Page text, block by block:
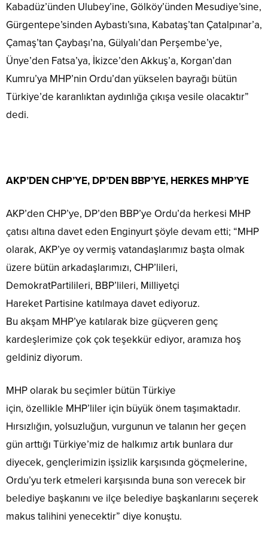
Kabadüz’ünden Ulubey’ine, Gölköy’ünden Mesudiye’sine,
Gürgentepe’sinden Aybastı’sına, Kabataş’tan Çatalpınar’a,
Çamaş’tan Çaybaşı’na, Gülyalı’dan Perşembe’ye,
Ünye’den Fatsa’ya, İkizce’den Akkuş’a, Korgan’dan
Kumru’ya MHP’nin Ordu’dan yükselen bayrağı bütün
Türkiye’de karanlıktan aydınlığa çıkışa vesile olacaktır”
dedi.
AKP’DEN CHP’YE, DP’DEN BBP’YE, HERKES MHP’YE
AKP’den CHP’ye, DP’den BBP’ye Ordu’da herkesi MHP
çatısı altına davet eden Enginyurt şöyle devam etti; “MHP
olarak, AKP’ye oy vermiş vatandaşlarımız başta olmak
üzere bütün arkadaşlarımızı, CHP’lileri,
DemokratPartilileri, BBP’lileri, Milliyetçi
Hareket Partisine katılmaya davet ediyoruz.
Bu akşam MHP’ye katılarak bize güçveren genç
kardeşlerimize çok çok teşekkür ediyor, aramıza hoş
geldiniz diyorum.
MHP olarak bu seçimler bütün Türkiye
için, özellikle MHP’liler için büyük önem taşımaktadır.
Hırsızlığın, yolsuzluğun, vurgunun ve talanın her geçen
gün arttığı Türkiye’miz de halkımız artık bunlara dur
diyecek, gençlerimizin işsizlik karşısında göçmelerine,
Ordu’yu terk etmeleri karşısında buna son verecek bir
belediye başkanını ve ilçe belediye başkanlarını seçerek
makus talihini yenecektir” diye konuştu.